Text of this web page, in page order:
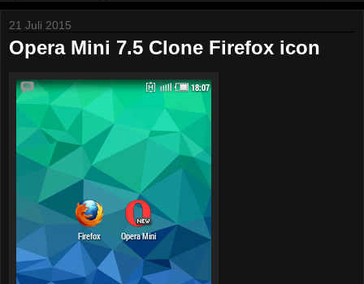
21 Juli 2015
Opera Mini 7.5 Clone Firefox icon